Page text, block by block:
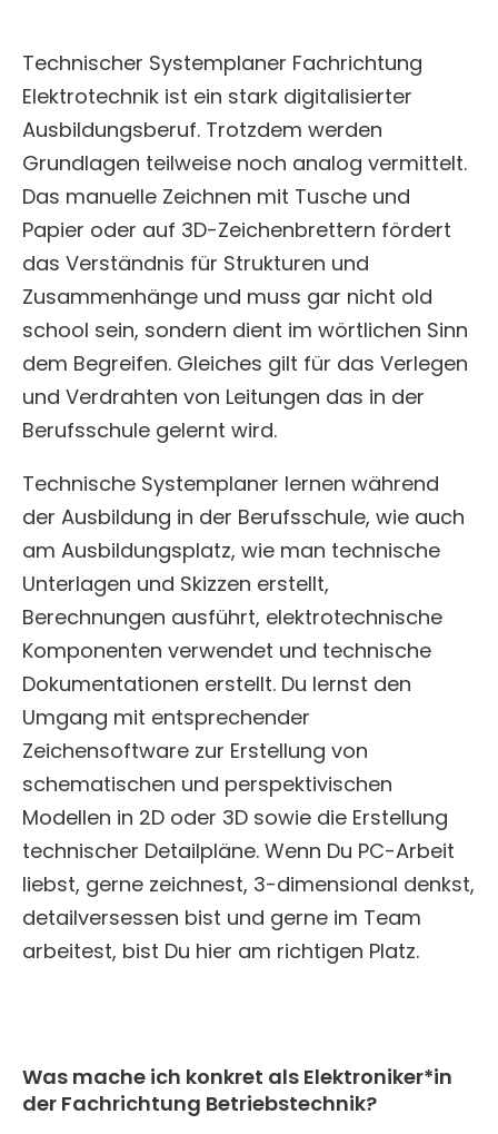
Technischer Systemplaner Fachrichtung
Elektrotechnik ist ein stark digitalisierter
Ausbildungsberuf. Trotzdem werden
Grundlagen teilweise noch analog vermittelt.
Das manuelle Zeichnen mit Tusche und
Papier oder auf 3D-Zeichenbrettern fördert
das Verständnis für Strukturen und
Zusammenhänge und muss gar nicht old
school sein, sondern dient im wörtlichen Sinn
dem Begreifen. Gleiches gilt für das Verlegen
und Verdrahten von Leitungen das in der
Berufsschule gelernt wird.
Technische Systemplaner lernen während
der Ausbildung in der Berufsschule, wie auch
am Ausbildungsplatz, wie man technische
Unterlagen und Skizzen erstellt,
Berechnungen ausführt, elektrotechnische
Komponenten verwendet und technische
Dokumentationen erstellt. Du lernst den
Umgang mit entsprechender
Zeichensoftware zur Erstellung von
schematischen und perspektivischen
Modellen in 2D oder 3D sowie die Erstellung
technischer Detailpläne. Wenn Du PC-Arbeit
liebst, gerne zeichnest, 3-dimensional denkst,
detailversessen bist und gerne im Team
arbeitest, bist Du hier am richtigen Platz.
Was mache ich konkret als Elektroniker*in
der Fachrichtung Betriebstechnik?